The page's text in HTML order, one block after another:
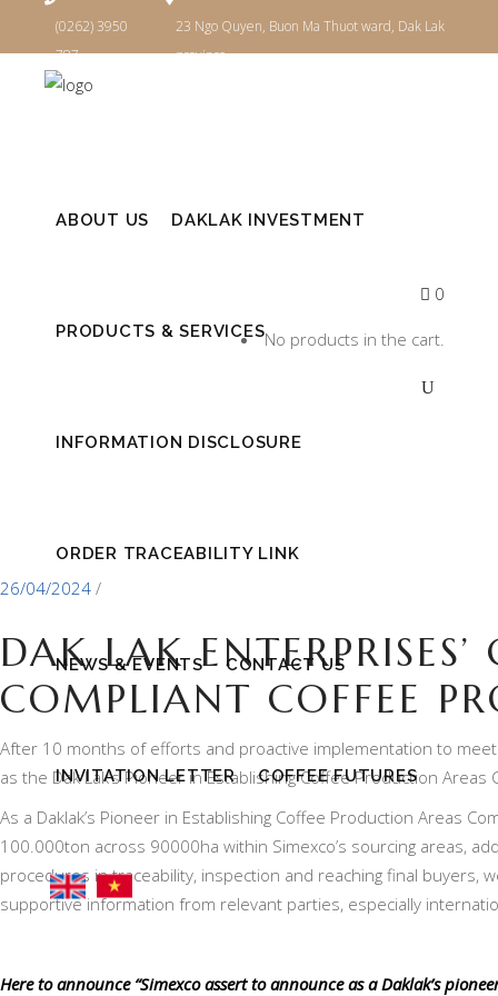
(0262) 3950
787
23 Ngo Quyen, Buon Ma Thuot ward, Dak Lak
province
ABOUT US DAKLAK INVESTMENT
PRODUCTS & SERVICES
INFORMATION DISCLOSURE
ORDER TRACEABILITY LINK
NEWS & EVENTS CONTACT US
INVITATION LETTER COFFEE FUTURES
0
No products in the cart.
26/04/2024
DAK LAK
COMPLIANT COFFEE
After 10 months of efforts and proactive implementation to
as the Dak Lak’s Pioneer in Establishing Coffee Production Areas
As a Daklak’s Pioneer in Establishing Coffee Production Areas
100.000ton across 90000ha within Simexco’s sourcing areas,
procedures in traceability, inspection and reaching final buyers,
supportive information from relevant parties, especially
Here to announce “Simexco assert to announce as a Daklak’s